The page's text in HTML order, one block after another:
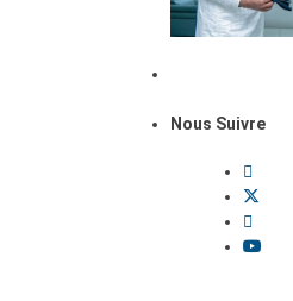
Nous Suivre